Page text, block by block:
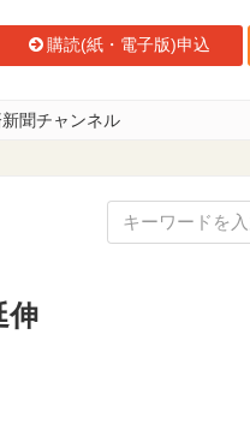
購読(紙・電子版)申込
聞チャンネル
伸